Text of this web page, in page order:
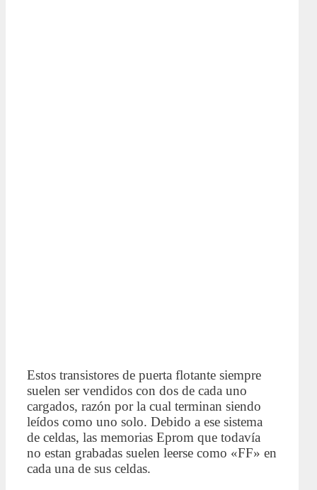
Estos transistores de puerta flotante siempre
suelen ser vendidos con dos de cada uno
cargados, razón por la cual terminan siendo
leídos como uno solo. Debido a ese sistema
de celdas, las memorias Eprom que todavía
no estan grabadas suelen leerse como «FF» en
cada una de sus celdas.